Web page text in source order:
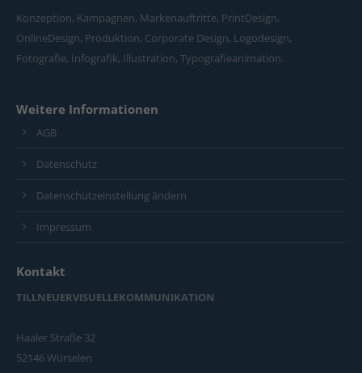
Konzeption, Kampagnen, Markenauftritte, PrintDesign,
OnlineDesign, Produktion, Corporate Design, Logodesign,
Fotografie, Infografik, Illustration, Typografieanimation.
Weitere Informationen
AGB
Datenschutz
Datenschutzeinstellung ändern
Impressum
Kontakt
TILLNEUERVISUELLEKOMMUNIKATION
Haaler Straße 32
52146 Würselen